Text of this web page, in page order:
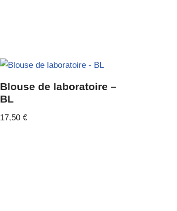
Blouse de laboratoire –
BL
17,50€